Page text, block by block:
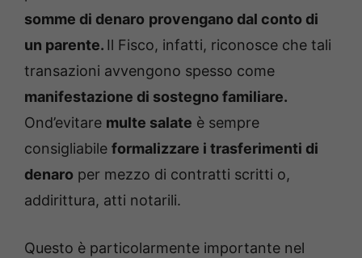
somme di denaro provengano dal conto di
un parente. Il Fisco, infatti, riconosce che tali
transazioni avvengono spesso come
manifestazione di sostegno familiare.
Ond’evitare multe salate è sempre
consigliabile formalizzare i trasferimenti di
denaro per mezzo di contratti scritti o,
addirittura, atti notarili.
Questo è particolarmente importante nel